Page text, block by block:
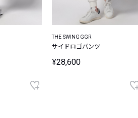
THE SWINGGGR
サイドロゴパンツ
¥28,600